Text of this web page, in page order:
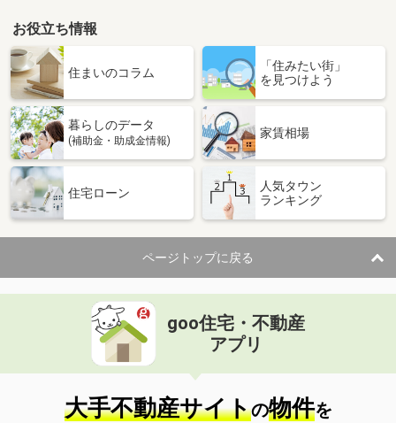
お役立ち情報
住まいのコラム
「住みたい街」
を見つけよう
暮らしのデータ
(補助金・助成金情報)
家賃相場
住宅ローン
人気タウン
ランキング
ページトップに戻る
goo住宅・不動産
アプリ
大手不動産サイトの物件を